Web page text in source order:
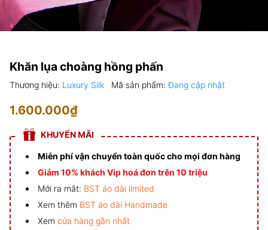
Khăn lụa choàng hồng phấn
Thương hiệu: Luxury Silk Mã sản phẩm:Đang cập nhật
1.600.000₫
KHUYẾN MÃI
Miễn phí vận chuyển toàn quốc cho mọi đơn hàng
Giảm 10% khách Vip hoá đơn trên 10 triệu
Mới ra mắt: BST áo dài limited
Xem thêm BST áo dài Handmade
Xem cửa hàng gần nhất